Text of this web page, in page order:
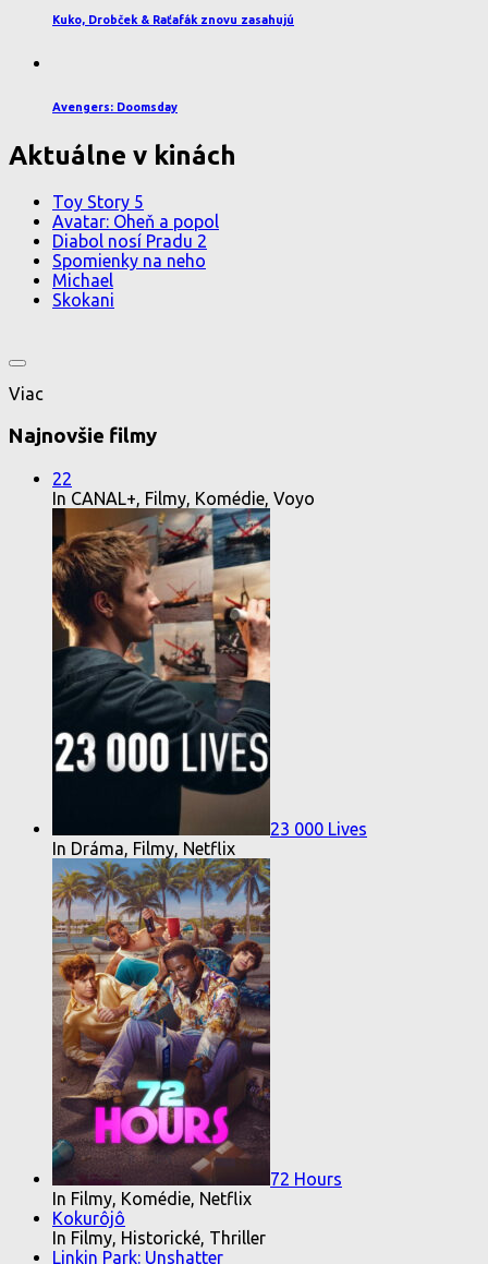
Kuko, Drobček & Raťafák znovu zasahujú
Avengers: Doomsday
Aktuálne v kinách
Toy Story 5
Avatar: Oheň a popol
Diabol nosí Pradu 2
Spomienky na neho
Michael
Skokani
Viac
Najnovšie filmy
22
In CANAL+, Filmy, Komédie, Voyo
23 000 Lives
In Dráma, Filmy, Netflix
72 Hours
In Filmy, Komédie, Netflix
Kokurôjô
In Filmy, Historické, Thriller
Linkin Park: Unshatter